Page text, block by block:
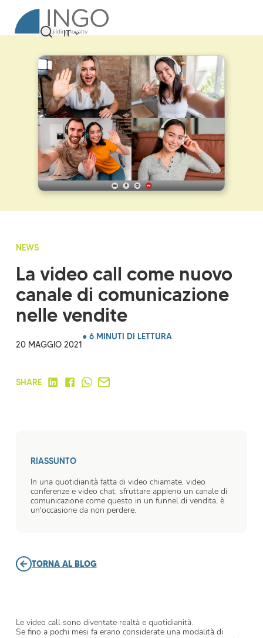
IT
NEWS
La video call come nuovo
canale di comunicazione
nelle vendite
20 MAGGIO 2021
● 6 MINUTI DI LETTURA
SHARE
RIASSUNTO
In una quotidianità fatta di video chiamate, video
conferenze e video chat, sfruttare appieno un canale di
comunicazione come questo in un funnel di vendita, è
un'occasione da non perdere.
TORNA AL BLOG
Le video call sono diventate realtà e quotidianità.
Se fino a pochi mesi fa erano considerate una modalità di